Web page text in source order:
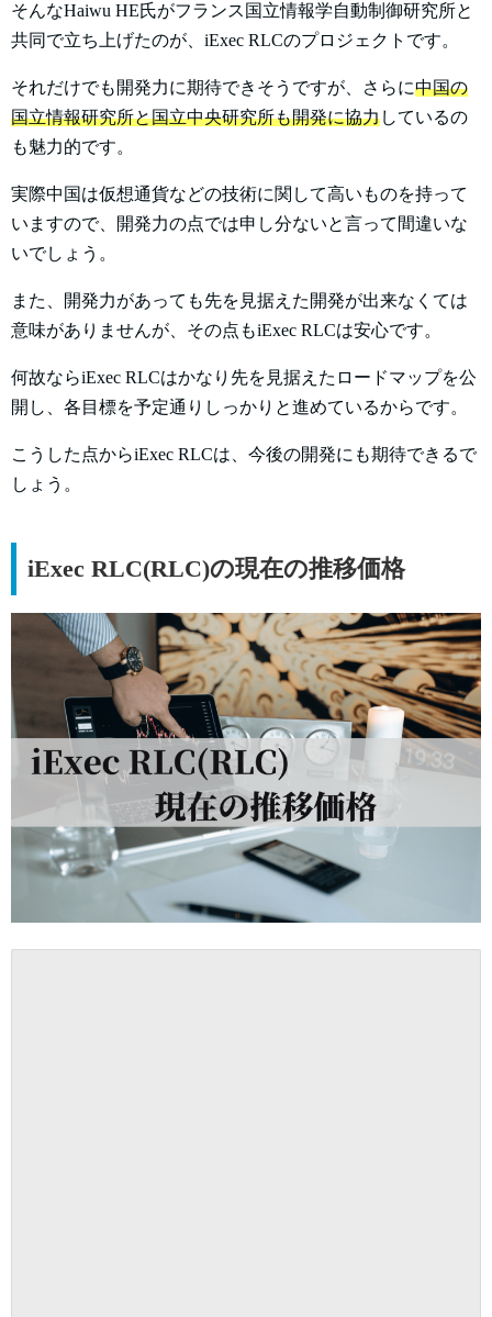
そんなHaiwu HE氏がフランス国立情報学自動制御研究所​と
共同で立ち上げたのが、iExec RLCのプロジェクトです。
それだけでも開発力に期待できそうですが、さらに中国の
国立情報研究所と国立中央研究所も開発に協力しているの
も魅力的です。
実際中国は仮想通貨などの技術に関して高いものを持って
いますので、開発力の点では申し分ないと言って間違いな
いでしょう。
また、開発力があっても先を見据えた開発が出来なくては
意味がありませんが、その点もiExec RLCは安心です。
何故ならiExec RLCはかなり先を見据えたロードマップを公
開し、各目標を予定通りしっかりと進めているからです。
こうした点からiExec RLCは、今後の開発にも期待できるで
しょう。
iExec RLC(RLC)の現在の推移価格